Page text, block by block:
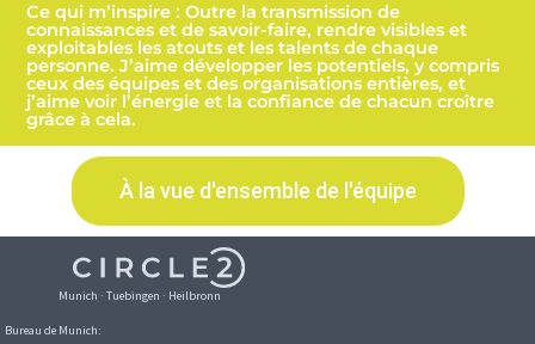
Ce qui m’inspire : Outre la transmission de
connaissances et de savoir-faire, rendre visibles et
exploitables les atouts et les talents de chaque
personne. J’aime développer les potentiels, y compris
ceux des équipes et des organisations entières, et
j’aime voir l’énergie et la confiance de chacun croître
grâce à cela.
À la vue d'ensemble de l'équipe
Munich · Tuebingen · Heilbronn
Bureau de Munich: